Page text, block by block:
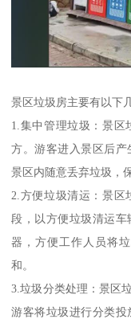
景区垃圾房主要有以下
1.集中管理垃圾：景区
方。游客进入景区后
景区内随意丢弃垃圾，
2.方便垃圾清运：景区
段，以方便垃圾清运
器，方便工作人员将
和。
3.垃圾分类处理：景区
游客将垃圾进行分类